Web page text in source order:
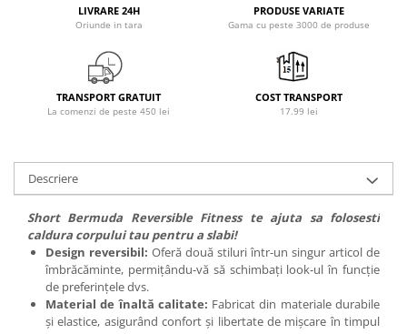
Power System
Pro Supps
Puritan`s Pride
Raw Nutrition
Revoflex
Rich Piana 5% Nutrition
Scitec
Scivation
LIVRARE 24H
Oriunde in tara
PRODUSE VARIATE
Gama cu peste 3000 de produse
TRANSPORT GRATUIT
La comenzi de peste 450 lei
COST TRANSPORT
17.99 lei
Descriere
Short Bermuda Reversible Fitness te ajuta sa folosesti
caldura corpului tau pentru a slabi!
Design reversibil: Oferă două stiluri într-un singur articol de
îmbrăcăminte, permițându-vă să schimbați look-ul în funcție
de preferințele dvs.
Material de înaltă calitate: Fabricat din materiale durabile
și elastice, asigurând confort și libertate de mișcare în timpul